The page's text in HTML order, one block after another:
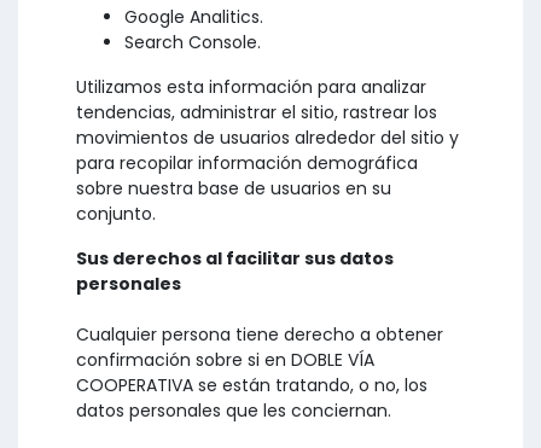
Google Analitics.
Search Console.
Utilizamos esta información para analizar
tendencias, administrar el sitio, rastrear los
movimientos de usuarios alrededor del sitio y
para recopilar información demográfica
sobre nuestra base de usuarios en su
conjunto.
Sus derechos al facilitar sus datos
personales
Cualquier persona tiene derecho a obtener
confirmación sobre si en DOBLE VÍA
COOPERATIVA se están tratando, o no, los
datos personales que les conciernan.